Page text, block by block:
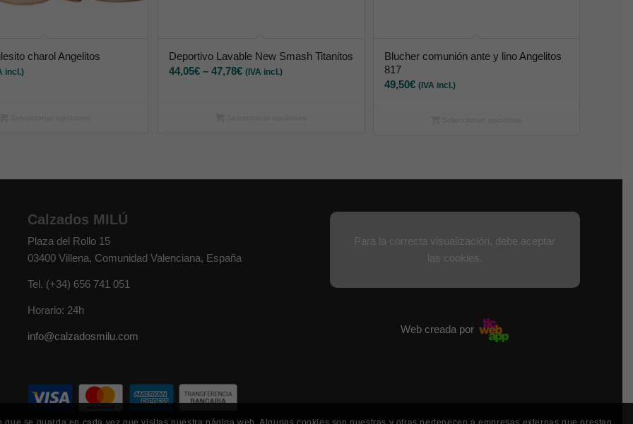
charol Angelitos
incl.)
Deportivo Lavable New Smash Titanitos
44,05€– 47,78€ (IVA incl.)
Blucher comunión ante y lino Angelitos
817
49,50€ (IVA incl.)
Calzados MILÚ
Plaza del Rollo 15
03400 Villena, Comunidad Valenciana, España
Tel. (+34) 656 741 051
Horario: 24h
info@calzadosmilu.com
Para la correcta visualización, debe aceptar
las cookies.
Web creada por